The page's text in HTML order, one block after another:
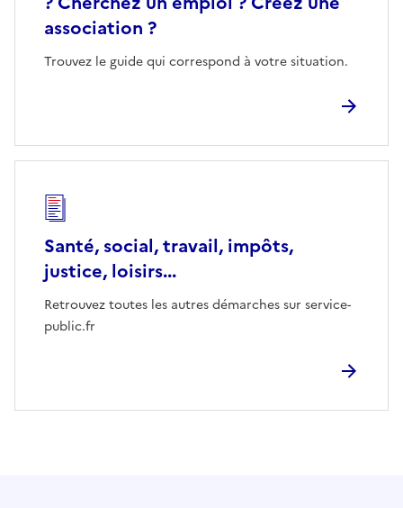
association ?
Trouvez le guide qui correspond à votre situation.
Santé, social, travail, impôts,
justice, loisirs...
Retrouvez toutes les autres démarches sur service-
public.fr